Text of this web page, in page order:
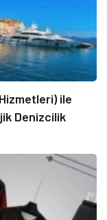
ile
Denizcilik